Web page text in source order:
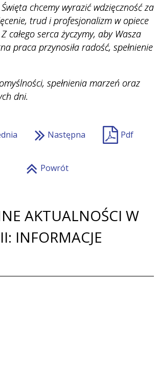
chcemy wyrazić wdzięczność za
trud i profesjonalizm w opiece
całego serca życzymy, aby Wasza
praca przynosiła radość, spełnienie
spełnienia marzeń oraz
dni.
Następna Pdf
Powrót
AKTUALNOŚCI W
INFORMACJE